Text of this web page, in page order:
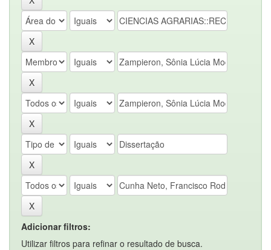
Adicionar filtros:
Utilizar filtros para refinar o resultado de busca.